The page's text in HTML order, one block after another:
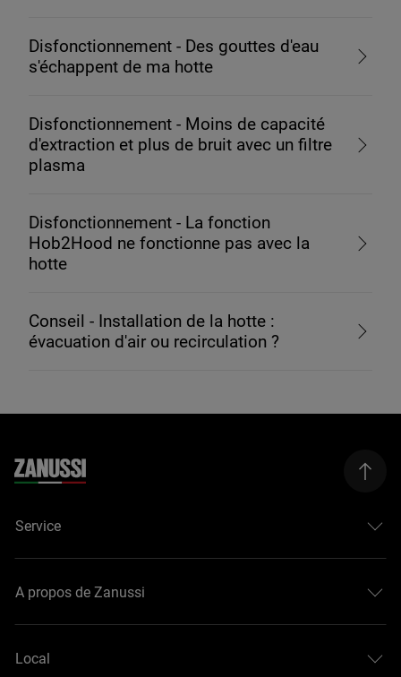
Disfonctionnement - Des gouttes d'eau
s'échappent de ma hotte
Disfonctionnement - Moins de capacité
d'extraction et plus de bruit avec un filtre
plasma
Disfonctionnement - La fonction
Hob2Hood ne fonctionne pas avec la
hotte
Conseil - Installation de la hotte :
évacuation d'air ou recirculation ?
Service
A propos de Zanussi
Local